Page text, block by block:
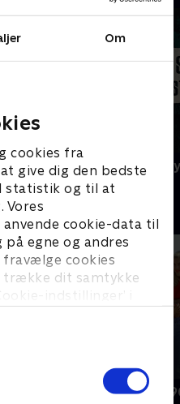
Om
cookies fra
give dig den bedste
statistik og til at
Vores
cookie-data til
egne og andres
cookies
trække dit samtykke
indstillinger’ i
A Ghost
Beverly Hills